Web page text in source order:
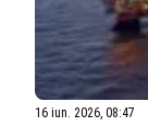
16 iun. 2026, 08:47